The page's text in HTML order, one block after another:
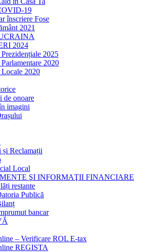
19
înscriere Fose
2021
2024
2025
2020
2020
de onoare
imagini
și Reclamații
Local
ŞI INFORMAŢII FINANCIARE
restante
Publică
bancar
– Verificare ROL E-tax
REGISTA